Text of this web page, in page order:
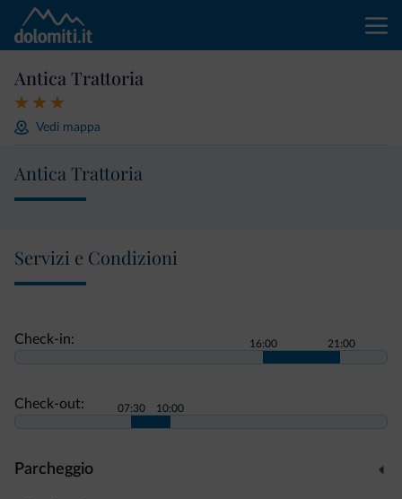
Antica Trattoria
Vedi mappa
Antica Trattoria
Servizi e Condizioni
Check-in: 16:00 21:00
Check-out: 07:30 10:00
Parcheggio